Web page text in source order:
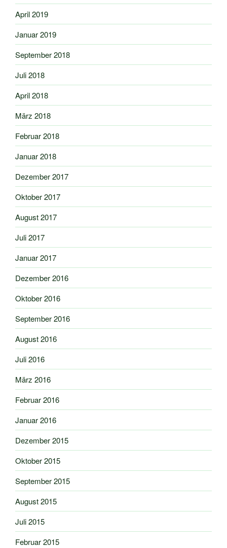
April 2019
Januar 2019
September 2018
Juli 2018
April 2018
März 2018
Februar 2018
Januar 2018
Dezember 2017
Oktober 2017
August 2017
Juli 2017
Januar 2017
Dezember 2016
Oktober 2016
September 2016
August 2016
Juli 2016
März 2016
Februar 2016
Januar 2016
Dezember 2015
Oktober 2015
September 2015
August 2015
Juli 2015
Februar 2015